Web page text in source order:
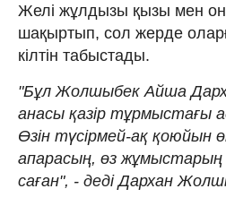
Желі жұлдызы қызы мен
шақыртып, сол жерде
кілтін табыстады.
"Бұл Жолшыбек Айша
анасы қазір тұрмыстағы
Өзін түсірмей-ақ қоюйын
апарасың, өз жұмыстарың
саған", - деді Дархан